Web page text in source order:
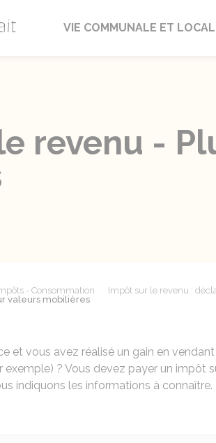
Triac-Lautrait
VIE COMMUNALE ET
revenu -
- Consommation
Impôt sur le revenu :
valeurs mobilières
et vous avez réalisé un gain en
? Vous devez payer un impôt
indiquons les informations à connaître.